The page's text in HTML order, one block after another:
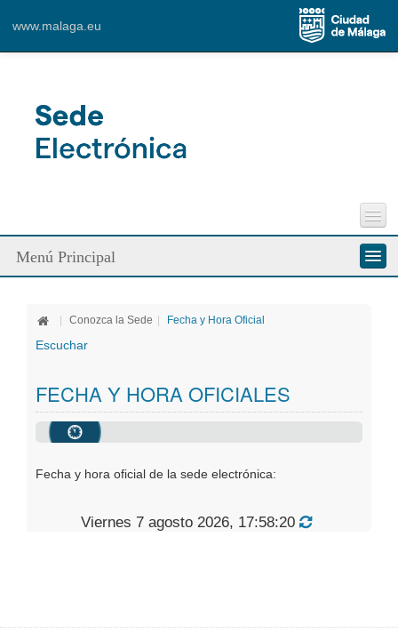
www.malaga.eu
Perfil del Contratante
Incidencias Vía Pública
Menú Principal
Ciudadanos
Oficinas Virtuales
Conozca la Sede Fecha y Hora Oficial
Escuchar
FECHA Y HORA OFICIALES
Fecha y hora oficial de la sede electrónica:
Viernes 7 agosto 2026, 17:58:20